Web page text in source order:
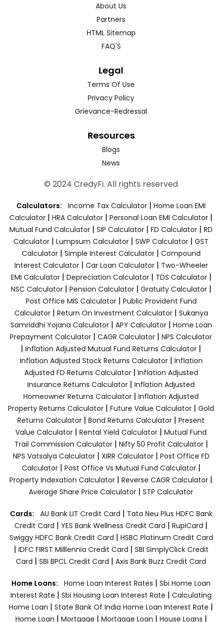
About Us
Partners
HTML Sitemap
FAQ'S
Legal
Terms Of Use
Privacy Policy
Grievance-Redressal
Resources
Blogs
News
© 2024 CredyFi. All rights reserved
Calculators: Income Tax Calculator | Home Loan EMI
Calculator | HRA Calculator | Personal Loan EMI Calculator |
Mutual Fund Calculator | SIP Calculator | FD Calculator | RD
Calculator | Lumpsum Calculator | SWP Calculator | GST
Calculator| Simple Interest Calculator| Compound
Interest Calculator| Car Loan Calculator| Two-Wheeler
EMI Calculator| Depreciation Calculator| TDS Calculator|
NSC Calculator| Pension Calculator| Gratuity Calculator|
Post Office MIS Calculator| Public Provident Fund
Calculator| Return On Investment Calculator| Sukanya
Samriddhi Yojana Calculator| APY Calculator| Home Loan
Prepayment Calculator | CAGR Calculator | NPS Calculator
| Inflation Adjusted Mutual Fund Returns Calculator |
Inflation Adjusted Stock Returns Calculator| Inflation
Adjusted FD Returns Calculator| Inflation Adjusted
Insurance Returns Calculator | Inflation Adjusted
Homeowner Returns Calculator | Inflation Adjusted
Property Returns Calculator | Future Value Calculator | Gold
Returns Calculator | Bond Returns Calculator | Present
Value Calculator | Rental Yield Calculator | Mutual Fund
Trail Commission Calculator| Nifty 50 Profit Calculator|
NPS Vatsalya Calculator| XIRR Calculator| Post Office FD
Calculator| Post Office Vs Mutual Fund Calculator|
Property Indexation Calculator | Reverse CAGR Calculator |
Average Share Price Calculator | STP Calculator
Cards: AU Bank LIT Credit Card | Tata Neu Plus HDFC Bank
Credit Card | YES Bank Wellness Credit Card | RupiCard |
Swiggy HDFC Bank Credit Card | HSBC Platinum Credit Card
| IDFC FIRST Milllennia Credit Card | SBI SimplyClick Credit
Card | SBI BPCL Credit Card | Axis Bank Buzz Credit Card
Home Loans: Home Loan Interest Rates | Sbi Home Loan
Interest Rate | Sbi Housing Loan Interest Rate | Calculating
Home Loan | State Bank Of India Home Loan Interest Rate |
Home Loan | Mortgage | Mortgage Loan | House Loans |